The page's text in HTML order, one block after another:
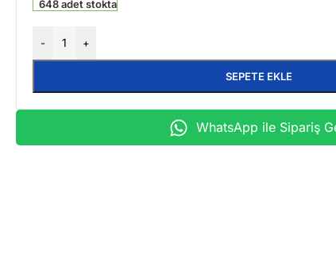
648 adet stokta
- +
SEPETE EKLE
WhatsApp ile Sipariş